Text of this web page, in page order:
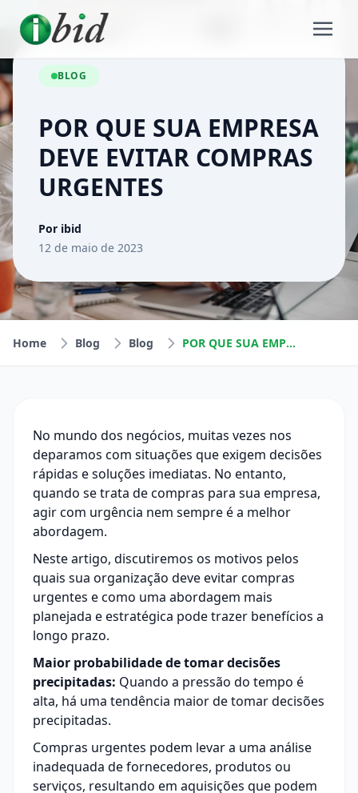
BLOG
POR QUE SUA EMPRESA
DEVE EVITAR COMPRAS
URGENTES
Por ibid
12 de maio de 2023
Home Blog Blog POR QUE SUA EMPRESA DEVE EVITAR COMPRAS URGENTES
No mundo dos negócios, muitas vezes nos
deparamos com situações que exigem decisões
rápidas e soluções imediatas. No entanto,
quando se trata de compras para sua empresa,
agir com urgência nem sempre é a melhor
abordagem.
Neste artigo, discutiremos os motivos pelos
quais sua organização deve evitar compras
urgentes e como uma abordagem mais
planejada e estratégica pode trazer benefícios a
longo prazo.
Maior probabilidade de tomar decisões
precipitadas: Quando a pressão do tempo é
alta, há uma tendência maior de tomar decisões
precipitadas.
Compras urgentes podem levar a uma análise
inadequada de fornecedores, produtos ou
serviços, resultando em aquisições que podem